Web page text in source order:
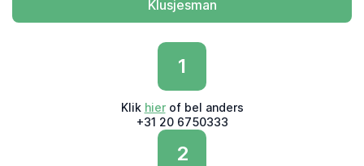
Klusjesman
1
Klik hierof bel anders
+31 20 6750333
2